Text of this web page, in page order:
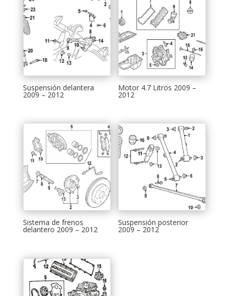
Suspensión delantera
2009 – 2012
Motor 4.7 Litros 2009 –
2012
Sistema de frenos
delantero 2009 – 2012
Suspensión posterior
2009 – 2012